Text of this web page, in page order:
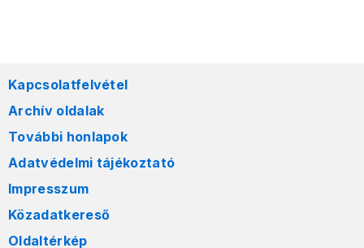
Kapcsolatfelvétel
Archív oldalak
További honlapok
Adatvédelmi tájékoztató
Impresszum
Közadatkereső
Oldaltérkép